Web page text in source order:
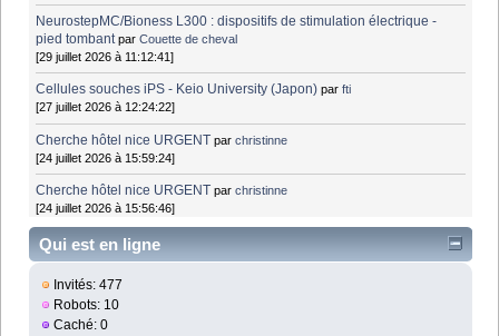
NeurostepMC/Bioness L300 : dispositifs de stimulation électrique -
pied tombant parCouette de cheval
[29 juillet 2026 à 11:12:41]
Cellules souches iPS - Keio University (Japon) parfti
[27 juillet 2026 à 12:24:22]
Cherche hôtel nice URGENT parchristinne
[24 juillet 2026 à 15:59:24]
Cherche hôtel nice URGENT parchristinne
[24 juillet 2026 à 15:56:46]
Qui est en ligne
Invités: 477
Robots: 10
Caché: 0